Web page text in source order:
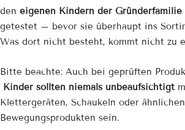
den eigenen Kindern der Gründerfamilie
getestet – bevor sie überhaupt ins
Was dort nicht besteht, kommt nicht zu
Bitte beachte: Auch bei geprüften
Kinder sollten niemals unbeaufsichtigt
Klettergeräten, Schaukeln oder ähnlichen
Bewegungsprodukten sein.